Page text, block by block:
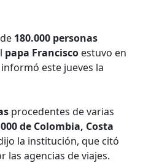
180.000 personas
papa Francisco estuvo en
este jueves la
procedentes de varias
de Colombia, Costa
la institución, que citó
agencias de viajes.